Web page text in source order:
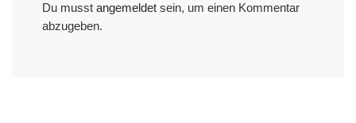
Du musst angemeldetsein, um einen Kommentar
abzugeben.